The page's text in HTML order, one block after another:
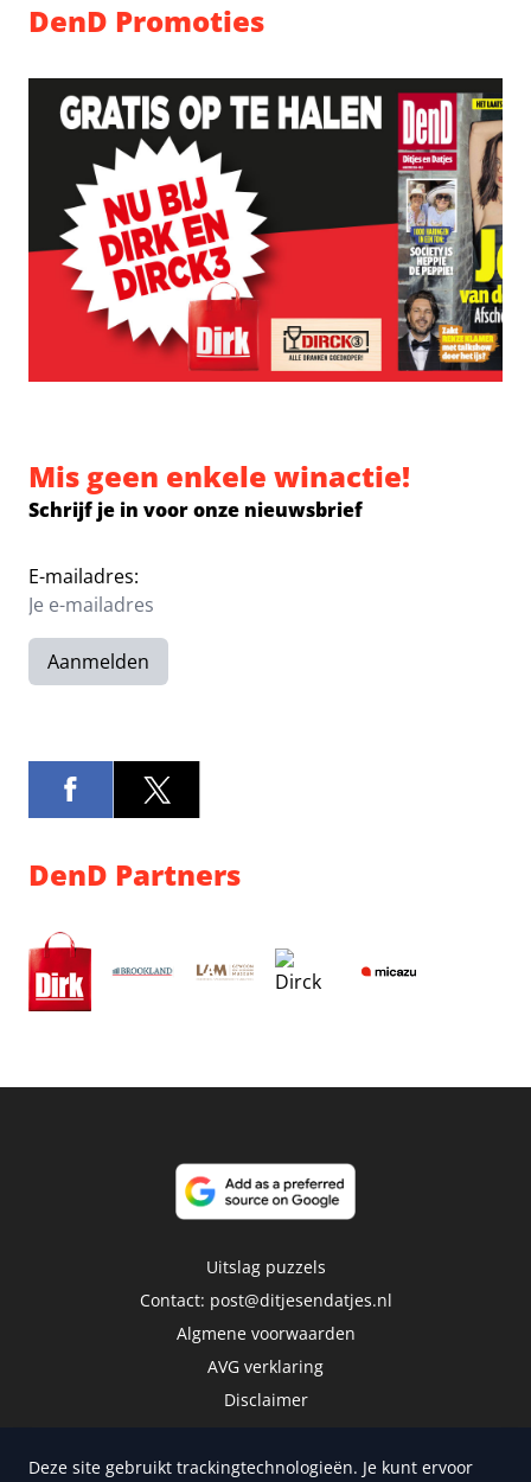
DenD Promoties
Mis geen enkele winactie!
Schrijf je in voor onze nieuwsbrief
E-mailadres:
Aanmelden
DenD Partners
Uitslag puzzels
Contact: post@ditjesendatjes.nl
Algmene voorwaarden
AVG verklaring
Disclaimer
Deze site gebruikt trackingtechnologieën. Je kunt ervoor